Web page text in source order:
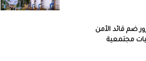
ضم قائد الأمن
مجتمعية